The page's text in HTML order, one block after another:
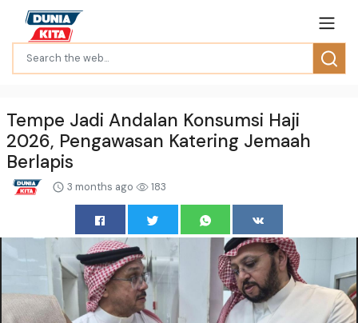
Tempe Jadi Andalan Konsumsi Haji
2026, Pengawasan Katering Jemaah
Berlapis
3 months ago 183